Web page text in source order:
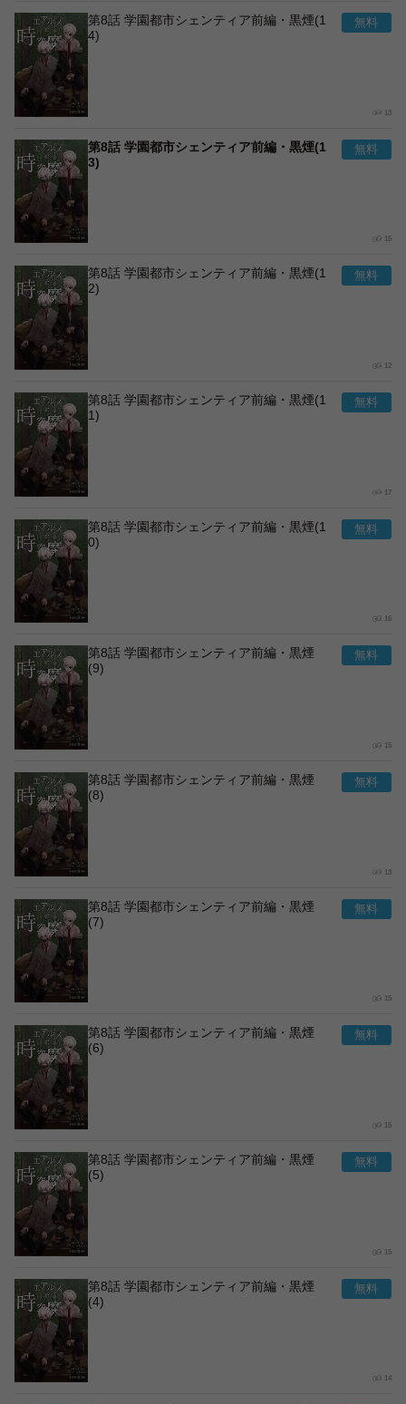
第8話 学園都市シェンティア前編・黒煙(1
4)
13
第8話 学園都市シェンティア前編・黒煙(1
3)
15
第8話 学園都市シェンティア前編・黒煙(1
2)
12
第8話 学園都市シェンティア前編・黒煙(1
1)
17
第8話 学園都市シェンティア前編・黒煙(1
0)
16
第8話 学園都市シェンティア前編・黒煙
(9)
15
第8話 学園都市シェンティア前編・黒煙
(8)
13
第8話 学園都市シェンティア前編・黒煙
(7)
15
第8話 学園都市シェンティア前編・黒煙
(6)
15
第8話 学園都市シェンティア前編・黒煙
(5)
15
第8話 学園都市シェンティア前編・黒煙
(4)
14